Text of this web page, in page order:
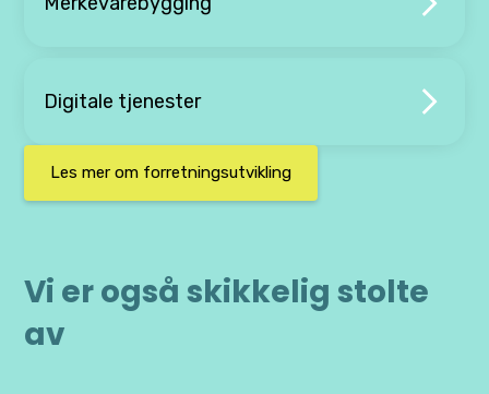
Digitale tjenester
Les mer om forretningsutvikling
Vi er også skikkelig stolte
av